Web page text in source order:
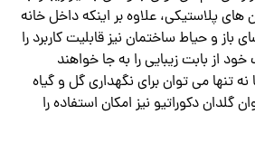
های پلاستیکی، علاوه بر اینکه داخل خانه
باز و حیاط ساختمان نیز قابلیت کاربرد را
از بابت زیبایی را به جا خواهند
تنها می توان برای نگهداری گل و گیاه
گلدان دکوراتیو نیز امکان استفاده را